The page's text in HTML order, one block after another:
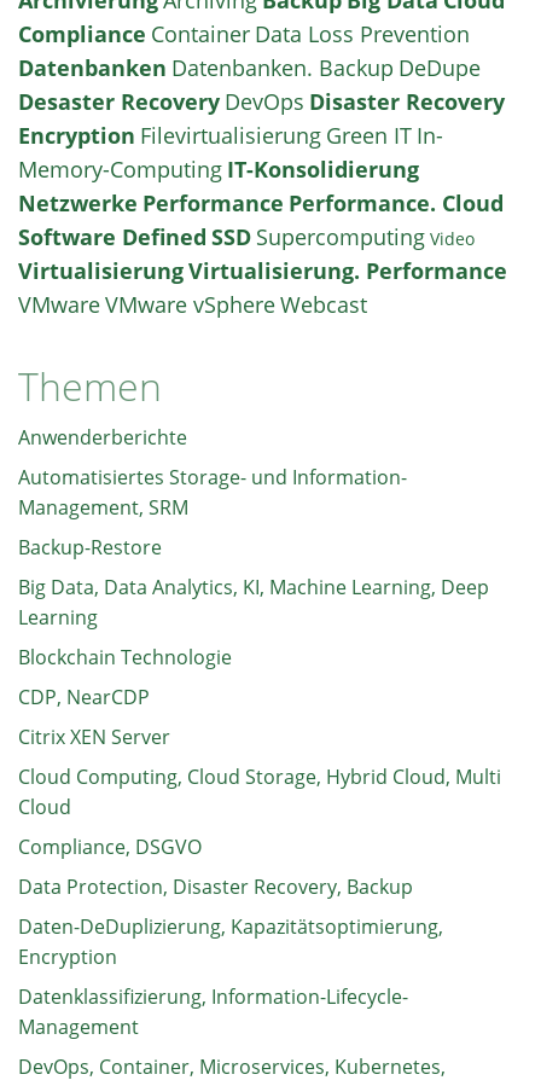
Compliance Container Data Loss Prevention
Datenbanken Datenbanken. Backup DeDupe
Desaster Recovery DevOps Disaster Recovery
Encryption Filevirtualisierung Green IT In-
Memory-Computing IT-Konsolidierung
Netzwerke Performance Performance. Cloud
Software Defined SSD Supercomputing Video
VirtualisierungVirtualisierung. Performance
VMwareVMware vSphereWebcast
Themen
Anwenderberichte
Automatisiertes Storage- und Information-
Management, SRM
Backup-Restore
Big Data, Data Analytics, KI, Machine Learning, Deep
Learning
Blockchain Technologie
CDP, NearCDP
Citrix XEN Server
Cloud Computing, Cloud Storage, Hybrid Cloud, Multi
Cloud
Compliance, DSGVO
Data Protection, Disaster Recovery, Backup
Daten-DeDuplizierung, Kapazitätsoptimierung,
Encryption
Datenklassifizierung, Information-Lifecycle-
Management
DevOps, Container, Microservices, Kubernetes,